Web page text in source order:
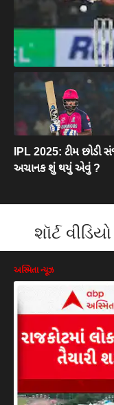
IPL 2025: ટીમ છોડી
અચાનક શું થયું એવું ?
શૉર્ટ વીડિયો
અસ્મિતા ન્યૂઝ